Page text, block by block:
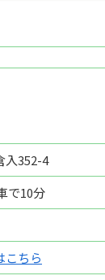
入352-4
で10分
こちら